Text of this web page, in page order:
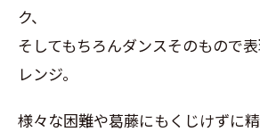
ク、
そしてもちろんダンスそのもので
レンジ。
様々な困難や葛藤にもくじけずに